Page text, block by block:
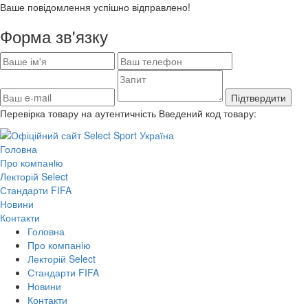
Ваше повідомлення успішно відправлено!
Форма зв'язку
Підтвердити
Перевірка товару на аутентичність Введений код товару:
Головна
Про компанiю
Лекторій Select
Стандарти FIFA
Новини
Контакти
Головна
Про компанiю
Лекторій Select
Стандарти FIFA
Новини
Контакти